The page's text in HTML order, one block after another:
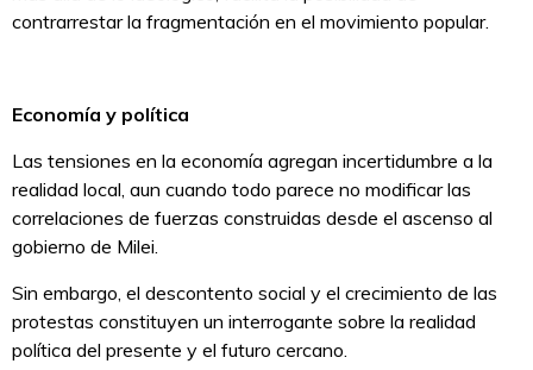
contrarrestar la fragmentación en el movimiento popular.
Economía y política
Las tensiones en la economía agregan incertidumbre a la
realidad local, aun cuando todo parece no modificar las
correlaciones de fuerzas construidas desde el ascenso al
gobierno de Milei.
Sin embargo, el descontento social y el crecimiento de las
protestas constituyen un interrogante sobre la realidad
política del presente y el futuro cercano.